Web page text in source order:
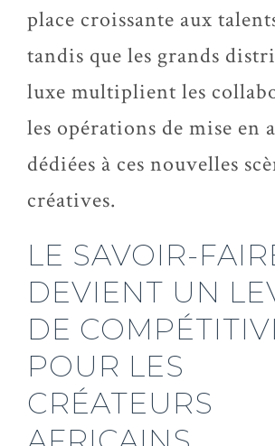
place croissante aux
tandis que les grands
luxe multiplient les
les opérations de mise en
dédiées à ces nouvelles
créatives.
LE SAVOIR-
DEVIENT UN
DE
POUR LES
CRÉATEURS